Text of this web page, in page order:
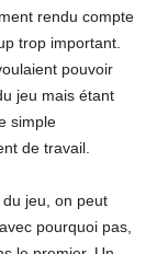
rendu compte
trop important.
pouvoir
jeu mais étant
simple
de travail.
jeu, on peut
pourquoi pas,